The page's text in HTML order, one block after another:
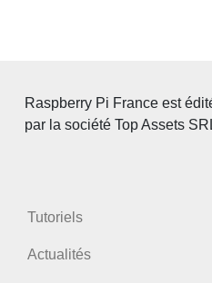
Raspberry Pi France est
par la société Top Assets
Tutoriels
Actualités